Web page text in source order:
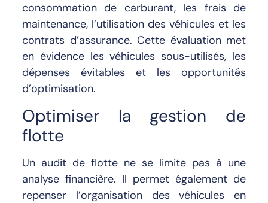
consommation de carburant, les frais de
maintenance, l’utilisation des véhicules et les
contrats d’assurance. Cette évaluation met
en évidence les véhicules sous-utilisés, les
dépenses évitables et les opportunités
d’optimisation.
Optimiser la gestion de
flotte
Un audit de flotte ne se limite pas à une
analyse financière. Il permet également de
repenser l’organisation des véhicules en